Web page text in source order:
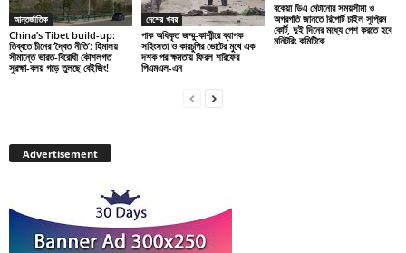
আন্তর্জাতিক
China’s Tibet build-up:
তিব্বতে চীনের ‘দ্বৈত নীতি’: হিমালয়
সীমান্তে ভারত-বিরোধী কৌশলগত
সুরক্ষা-বলয় গড়ে তুলছে বেইজিং!
দেশের খবর
পাক অধিকৃত জম্মু-কাশ্মীরে ব্যাপক
সহিংসতা ও কারচুপির ভোটের মুখে এক
দশক পর ক্ষমতায় ফিরল শরিফের
পিএমএল-এন
বকেয়া ডিএ মেটানোর সময়সীমা ও
অগ্রগতি জানতে রিপোর্ট চাইল সুপ্রিম
কোর্ট, দুই দিনের মধ্যে পেশ করতে হবে
মনিটরিং কমিটিকে
Advertisement